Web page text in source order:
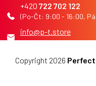
info@p-t.store
722 702 122
Copyright 2026